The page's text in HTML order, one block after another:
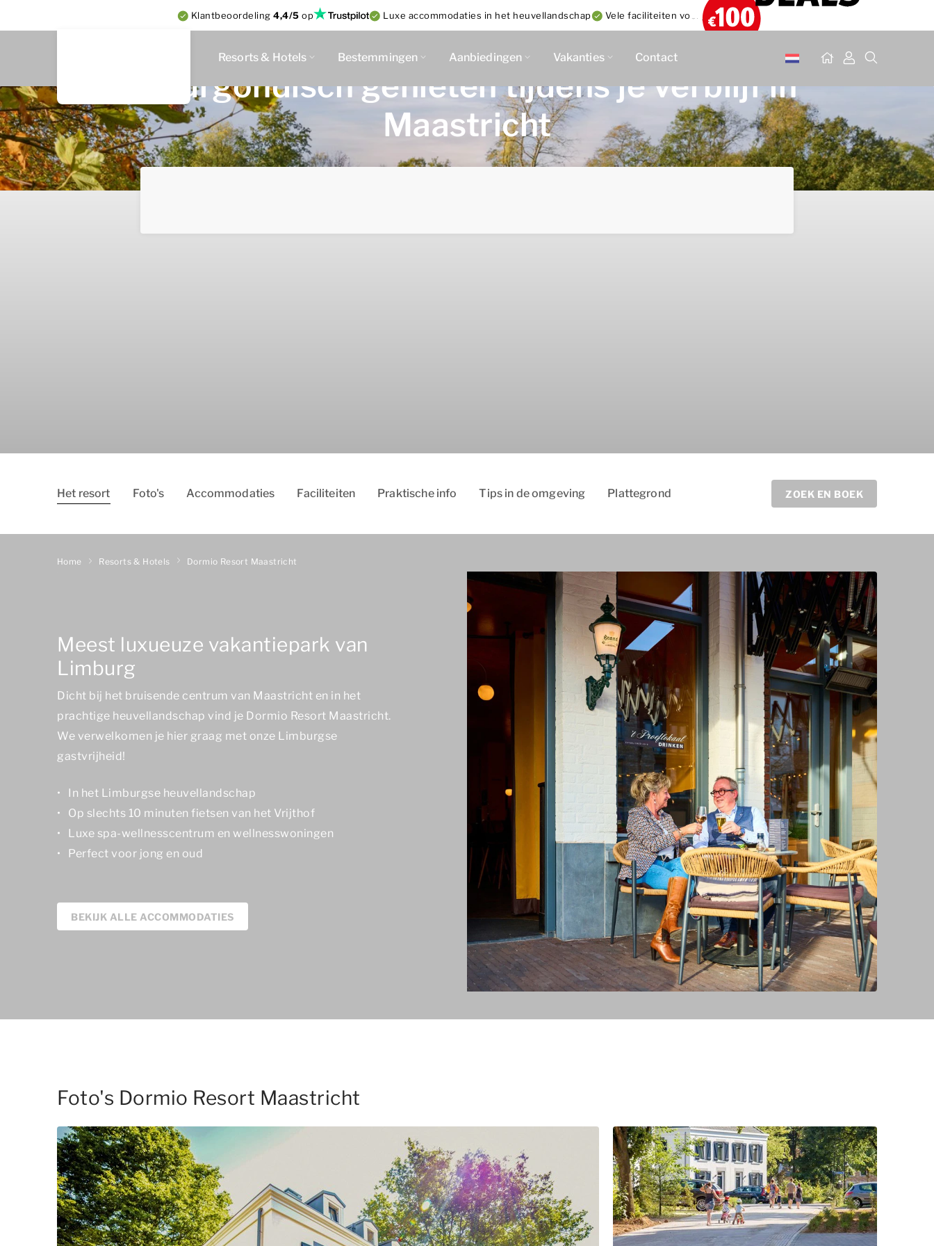
Klantbeoordeling 4,4/5 op Luxe accommodaties in het heuvellandschap Vele faciliteiten voor jong en oud
Resorts & Hotels Bestemmingen Aanbiedingen Vakanties Contact
Bourgondisch genieten tijdens je verblijf in
Maastricht
Het resort Foto's Accommodaties Faciliteiten Praktische info Tips in de omgeving Plattegrond ZOEK EN BOEK
Home Resorts & Hotels Dormio Resort Maastricht
Meest luxueuze vakantiepark van
Limburg
Dicht bij het bruisende centrum van Maastricht en in het
prachtige heuvellandschap vind je Dormio Resort Maastricht.
We verwelkomen je hier graag met onze Limburgse
gastvrijheid!
In het Limburgse heuvellandschap
Op slechts 10 minuten fietsen van het Vrijthof
Luxe spa-wellnesscentrum en wellnesswoningen
Perfect voor jong en oud
BEKIJK ALLE ACCOMMODATIES
Foto's Dormio Resort Maastricht